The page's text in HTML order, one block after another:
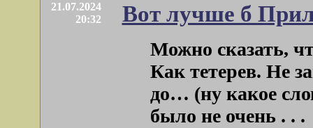
21.07.2024
20:32
Вот лучше б
Можно сказать,
Как тетерев. Не
до… (ну какое
было не очень . . .